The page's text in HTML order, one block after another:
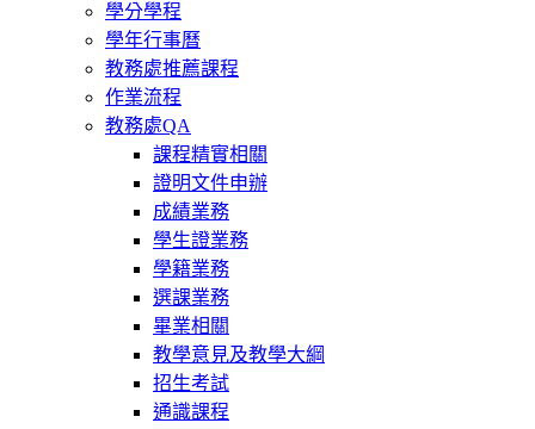
學分學程
學年行事曆
教務處推薦課程
作業流程
教務處QA
課程精實相關
證明文件申辦
成績業務
學生證業務
學籍業務
選課業務
畢業相關
教學意見及教學大綱
招生考試
通識課程